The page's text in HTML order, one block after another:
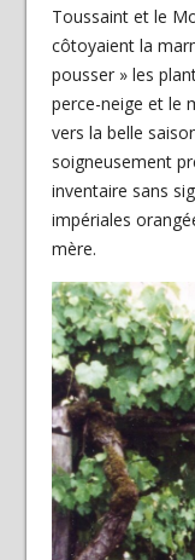
Toussaint et le
côtoyaient la
pousser » les
perce-neige et le
vers la belle
soigneusement
inventaire sans
impériales
mère.